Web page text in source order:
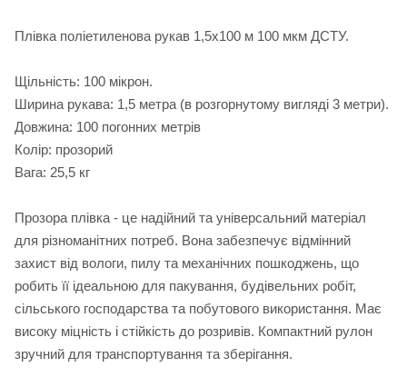
Плівка поліетиленова рукав 1,5x100 м 100 мкм ДСТУ.
Щільність: 100 мікрон.
Ширина рукава: 1,5 метра (в розгорнутому вигляді 3 метри).
Довжина: 100 погонних метрів
Колір: прозорий
Вага: 25,5 кг
Прозора плівка - це надійний та універсальний матеріал
для різноманітних потреб. Вона забезпечує відмінний
захист від вологи, пилу та механічних пошкоджень, що
робить її ідеальною для пакування, будівельних робіт,
сільського господарства та побутового використання. Має
високу міцність і стійкість до розривів. Компактний рулон
зручний для транспортування та зберігання.